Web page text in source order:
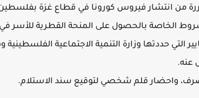
من انتشار فيروس كورونا في قطاع غزة بفلسطين ،
الخاصة بالحصول على المنحة القطرية
عنه.
واحضار قلم شخصي لتوقيع سند الاستلام.